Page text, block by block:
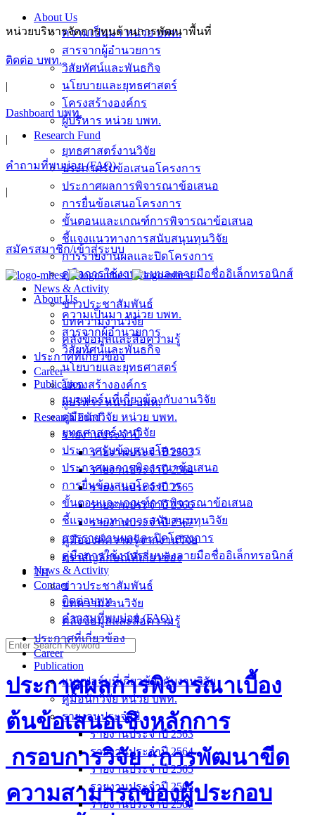
Skip
to
หน่วยบริหารจัดการทุนด้านการพัฒนาพื้นที่
ติดต่อ บพท.
|
Dashboard บพท.
|
คำถามที่พบบ่อย (FAQ)
|
สมัครสมาชิก/เข้าสู่ระบบ
About Us
ความเป็นมา หน่วย บพท.
สารจากผู้อำนวยการ
วิสัยทัศน์และพันธกิจ
นโยบายและยุทธศาสตร์
โครงสร้างองค์กร
ผู้บริหาร หน่วย บพท.
Research Fund
ยุทธศาสตร์งานวิจัย
ประกาศรับข้อเสนอโครงการ
ประกาศผลการพิจารณาข้อเสนอ
การยื่นข้อเสนอโครงการ
ขั้นตอนและเกณฑ์การพิจารณาข้อเสนอ
ชี้แจงแนวทางการสนับสนุนทุนวิจัย
การรายงานผลและปิดโครงการ
คู่มือการใช้งานระบบลงลายมือชื่ออิเล็กทรอนิกส์
News & Activity
ข่าวประชาสัมพันธ์
บทความงานวิจัย
คลังข้อมูลและสื่อความรู้
ประกาศที่เกี่ยวข้อง
Career
Publication
แบบฟอร์มที่เกี่ยวข้องกับงานวิจัย
คู่มือนักวิจัย หน่วย บพท.
รายงานประจำปี
รายงานประจำปี 2563
รายงานประจำปี 2564
รายงานประจำปี 2565
รายงานประจำปี 2566
รายงานประจำปี 2567
About Us
ความเป็นมา หน่วย บพท.
สารจากผู้อำนวยการ
วิสัยทัศน์และพันธกิจ
นโยบายและยุทธศาสตร์
โครงสร้างองค์กร
ผู้บริหาร หน่วย บพท.
Research Fund
ยุทธศาสตร์งานวิจัย
ประกาศรับข้อเสนอโครงการ
ประกาศผลการพิจารณาข้อเสนอ
การยื่นข้อเสนอโครงการ
ขั้นตอนและเกณฑ์การพิจารณาข้อเสนอ
ชี้แจงแนวทางการสนับสนุนทุนวิจัย
การรายงานผลและปิดโครงการ
คู่มือการใช้งานระบบลงลายมือชื่ออิเล็กทรอนิกส์
News & Activity
ข่าวประชาสัมพันธ์
บทความงานวิจัย
คลังข้อมูลและสื่อความรู้
ประกาศที่เกี่ยวข้อง
Career
Publication
แบบฟอร์มที่เกี่ยวข้องกับงานวิจัย
คู่มือนักวิจัย หน่วย บพท.
รายงานประจำปี
รายงานประจำปี 2563
รายงานประจำปี 2564
รายงานประจำปี 2565
รายงานประจำปี 2566
รายงานประจำปี 2567
คู่มือองค์ความรู้จากงานวิจัย
ตราสัญลักษณ์ที่เกี่ยวข้อง
TH
Contact
ติดต่อบพท.
คำถามที่พบบ่อย (FAQ)
Search
for:
ประกาศผลการพิจารณาเบื้อง
ต้นข้อเสนอเชิงหลักการ
กรอบการวิจัย “การพัฒนาขีด
ความสามารถของผู้ประกอบ